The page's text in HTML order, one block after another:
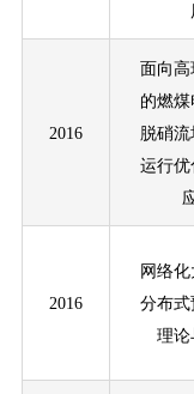
2016
面向
的燃
脱硝流
运行优
2016
网络
分布式
理论